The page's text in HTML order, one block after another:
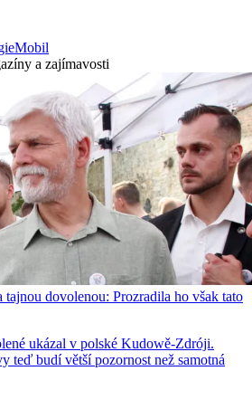
Mobil
a zajímavosti
tajnou dovolenou: Prozradila ho však tato
ukázal v polské Kudowě-Zdróji.
teď budí větší pozornost než samotná